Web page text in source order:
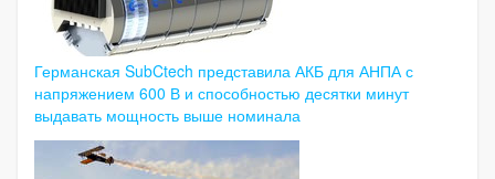
Германская SubCtech представила АКБ для АНПА с
напряжением 600 В и способностью десятки минут
выдавать мощность выше номинала